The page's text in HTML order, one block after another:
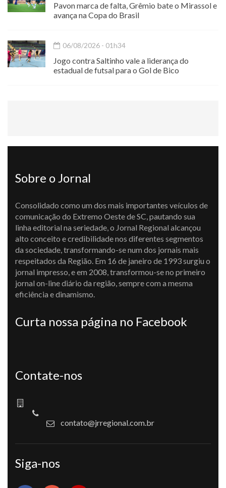
Pavon marca de falta, Grêmio bate o Mirassol e
avança na Copa do Brasil
06/08/2026 - 01h34
Jogo contra Saltinho vale a liderança do
estadual de futsal para o Gol de Bico
Sobre o Jornal
Consolidado como um dos mais importantes veículos de
comunicação do Extremo Oeste de SC, pautando sua
linha editorial na seriedade, o Jornal Regional alcançou
alto conceito e credibilidade nos diferentes segmentos
da sociedade, transformando-se num dos jornais mais
respeitados da Região. Em 16 de janeiro de 1993 surgiu o
jornal impresso, e em 2008, transformou-se no primeiro
jornal on-line diário da região, sempre com a mesma
eficiência e dinamismo.
Curta nossa página no Facebook
Contate-nos
contato@jrregional.com.br
Siga-nos